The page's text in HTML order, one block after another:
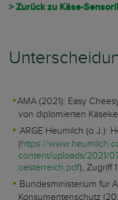
> Zurück zu Käse-
AMA (2021): Easy
von diplomierten
ARGE Heumilch (o.J.):
(https://
content/uploads/2021/
oesterreich.pdf), Zugriff
Bundesministerium für
Konsumentenschutz